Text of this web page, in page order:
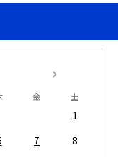
金 土
1
7
8